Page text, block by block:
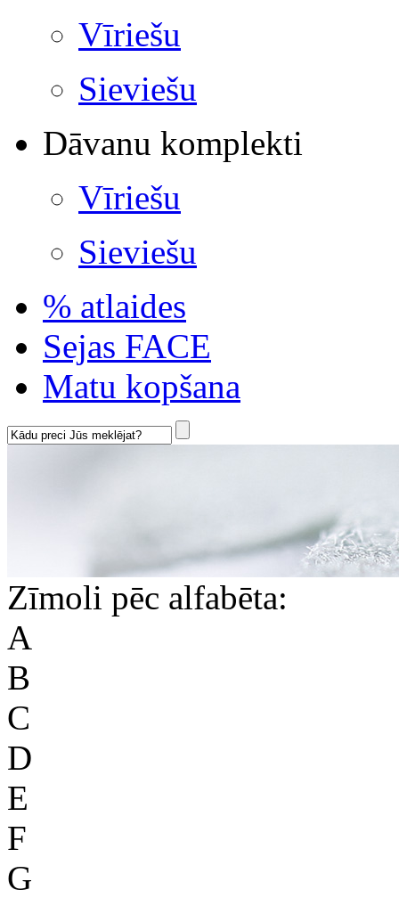
Vīriešu
Sieviešu
Dāvanu komplekti
Vīriešu
Sieviešu
% atlaides
Sejas FACE
Matu kopšana
Zīmoli pēc alfabēta:
A
B
C
D
E
F
G